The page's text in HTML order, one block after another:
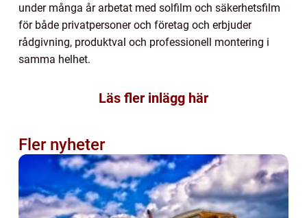
under många år arbetat med solfilm och säkerhetsfilm
för både privatpersoner och företag och erbjuder
rådgivning, produktval och professionell montering i
samma helhet.
Läs fler inlägg här
Fler nyheter